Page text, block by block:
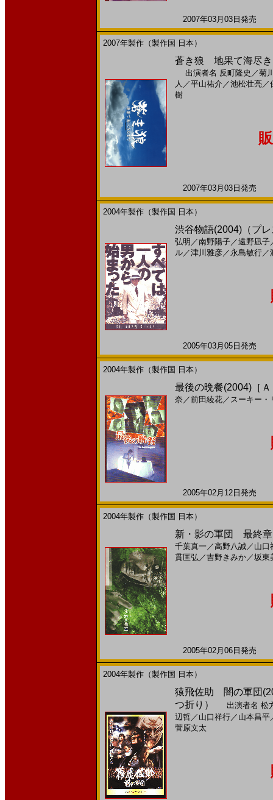
2007年03月03日発売
2007年製作（製作国 日本）
蒼き狼 地果て海尽き
出演者名 反町隆史 ／菊
人 ／平山祐介 ／池松壮亮／
樹
2007年03月03日発売
2004年製作（製作国 日本）
渋谷物語(2004)（プ
弘明 ／南野陽子／遠野凪子
ル／津川雅彦／永島敏行／
2005年03月05日発売
2004年製作（製作国 日本）
最後の晩餐(2004)［
奈 ／前田綾花／ スーキー・
2005年02月12日発売
2004年製作（製作国 日本）
新・影の軍団 最終
千葉真一 ／高野八誠／ 山口
貫匡弘 ／吉野きみか／坂東
2005年02月06日発売
2004年製作（製作国 日本）
猿飛佐助 闇の軍団
つ折り）
出演者名 松
辺哲／ 山口祥行／ 山本昌平
菅原文太